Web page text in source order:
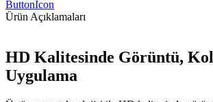
ButtonIcon
Ürün Açıklamaları
HD Kalitesinde Görüntü,
Uygulama